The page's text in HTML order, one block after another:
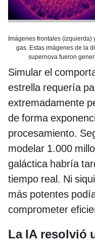
Imágenes frontales (izquierda)
gas. Estas imágenes de la
supernova fueron
Simular el
estrella requería
extremadamente
de forma
procesamiento.
modelar 1.000
galáctica habría
tiempo real. Ni
más potentes
comprometer
La IA resolvió